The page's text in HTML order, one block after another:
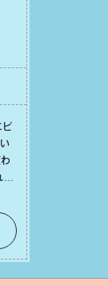
ピ
こ
ま
ま